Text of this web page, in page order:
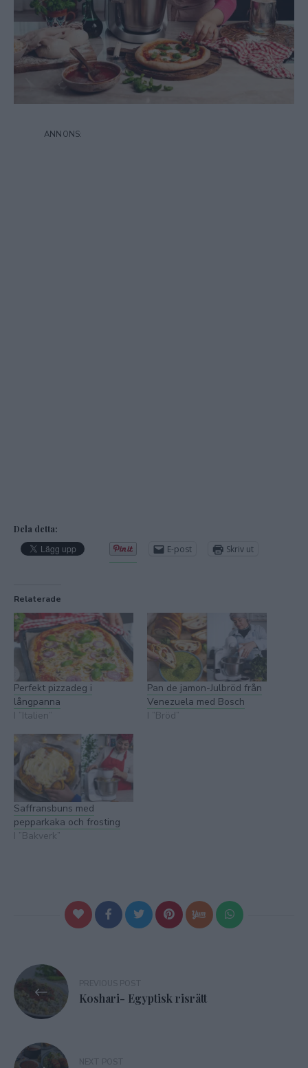
Dela detta:
E-post Skriv ut
Relaterade
Perfekt pizzadeg i
långpanna
I ”Italien”
Pan de jamon-Julbröd från
Venezuela med Bosch
I ”Bröd”
Saffransbuns med
pepparkaka och frosting
I ”Bakverk”
Inläggsnavigering
Koshari- Egyptisk risrätt